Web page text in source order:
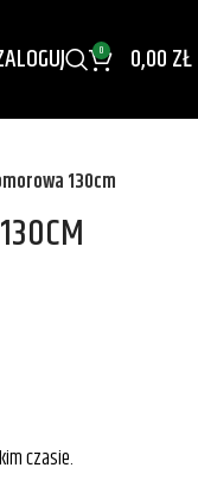
0 0,00ZŁ
130cm
czasie.